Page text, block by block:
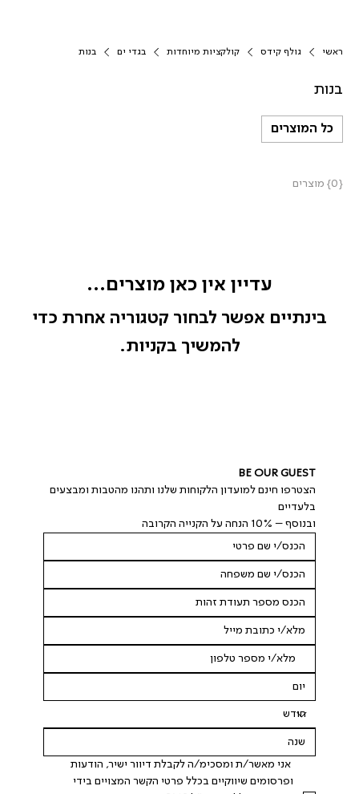
ראשי גולף קידס קולקציות מיוחדות בגדי ים בנות
בנות
כל המוצרים
{0} מוצרים
עדיין אין כאן מוצרים...
בינתיים אפשר לבחור קטגוריה אחרת כדי
להמשיך בקניות.
BE OUR GUEST
הצטרפו חינם למועדון הלקוחות שלנו ותהנו מהטבות ומבצעים
בלעדיים
ובנוסף – 10% הנחה על הקנייה הקרובה
אני מאשר/ת ומסכימ/ה לקבלת דיוור ישיר, הודעות